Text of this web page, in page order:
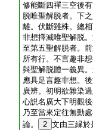
修能斷四禪三空後
脱唯聖解脱者。下
離。伏斷雖殊。總
非想擇滅唯聖解脱
至第五聖解脱者。
所有行。不言趣非
與聖解脱體一義異
應具足言趣非想。
廣辨。初明欲雜染
心説名廣大下明觀
乃至當來定往無動
論。
2 文由三縁於